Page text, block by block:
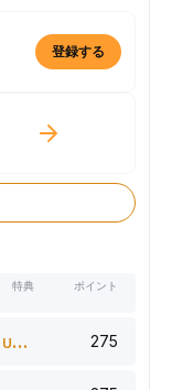
登録する
特典 ポイント
USDT 275